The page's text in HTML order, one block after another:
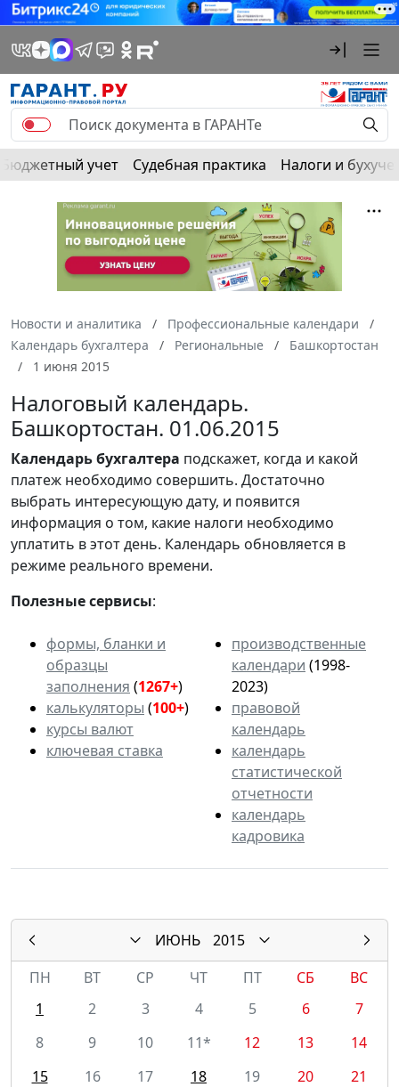
Бюджетный учет Судебная практика Налоги и
Новости и аналитика
Профессиональные календари
Календарь бухгалтера
Региональные
Башкортостан
1 июня 2015
Налоговый календарь.
Башкортостан. 01.06.2015
Календарьбухгалтера подскажет, когда и какой
платеж необходимо совершить. Достаточно
выбрать интересующую дату, и появится
информация о том, какие налоги необходимо
уплатить в этот день. Календарь обновляется в
режиме реального времени.
Полезные сервисы:
формы, бланки и
образцы
заполнения (1267+)
калькуляторы (100+)
курсы валют
ключевая ставка
производственные
календари (1998-
2023)
правовой
календарь
календарь
статистической
отчетности
календарь
кадровика
ИЮНЬ
2015
ПН
ВТ СР ЧТ ПТ СБ
ВС
1
2 3 4 5 6
7
8
9 10 11* 12 13
14
15
16 17 18 19 20
21